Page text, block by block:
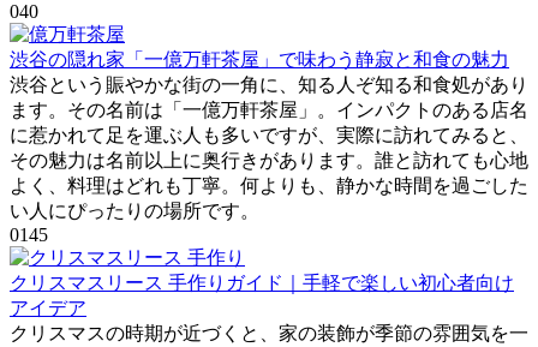
040
渋谷の隠れ家「一億万軒茶屋」で味わう静寂と和食の魅力
渋谷という賑やかな街の一角に、知る人ぞ知る和食処があり
ます。その名前は「一億万軒茶屋」。インパクトのある店名
に惹かれて足を運ぶ人も多いですが、実際に訪れてみると、
その魅力は名前以上に奥行きがあります。誰と訪れても心地
よく、料理はどれも丁寧。何よりも、静かな時間を過ごした
い人にぴったりの場所です。
0145
クリスマスリース 手作りガイド｜手軽で楽しい初心者向け
アイデア
クリスマスの時期が近づくと、家の装飾が季節の雰囲気を一